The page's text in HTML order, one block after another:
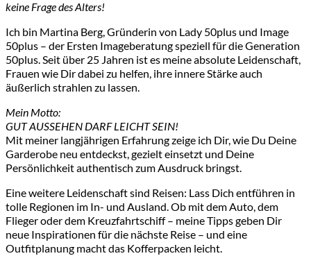
keine Frage des Alters!
Ich bin Martina Berg, Gründerin von Lady 50plus und Image
50plus – der Ersten Imageberatung speziell für die Generation
50plus. Seit über 25 Jahren ist es meine absolute Leidenschaft,
Frauen wie Dir dabei zu helfen, ihre innere Stärke auch
äußerlich strahlen zu lassen.
Mein Motto:
GUT AUSSEHEN DARF LEICHT SEIN!
Mit meiner langjährigen Erfahrung zeige ich Dir, wie Du Deine
Garderobe neu entdeckst, gezielt einsetzt und Deine
Persönlichkeit authentisch zum Ausdruck bringst.
Eine weitere Leidenschaft sind Reisen: Lass Dich entführen in
tolle Regionen im In- und Ausland. Ob mit dem Auto, dem
Flieger oder dem Kreuzfahrtschiff – meine Tipps geben Dir
neue Inspirationen für die nächste Reise – und eine
Outfitplanung macht das Kofferpacken leicht.